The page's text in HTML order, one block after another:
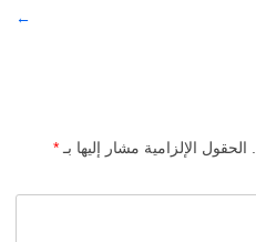
←
الحقول الإلزامية مشار إليها بـ *